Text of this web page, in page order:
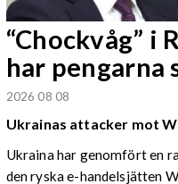
“Chockvåg” i
har pengarna
2026 08 08
Ukrainas attacker mot
Ukraina har genomfört en
den ryska e-handelsjätten